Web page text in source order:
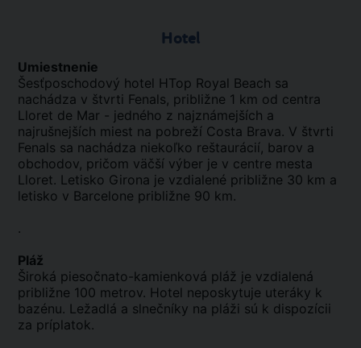
Hotel
Umiestnenie
Šesťposchodový hotel HTop Royal Beach sa
nachádza v štvrti Fenals, približne 1 km od centra
Lloret de Mar - jedného z najznámejších a
najrušnejších miest na pobreží Costa Brava. V štvrti
Fenals sa nachádza niekoľko reštaurácií, barov a
obchodov, pričom väčší výber je v centre mesta
Lloret. Letisko Girona je vzdialené približne 30 km a
letisko v Barcelone približne 90 km.
.
Pláž
Široká piesočnato-kamienková pláž je vzdialená
približne 100 metrov. Hotel neposkytuje uteráky k
bazénu. Ležadlá a slnečníky na pláži sú k dispozícii
za príplatok.